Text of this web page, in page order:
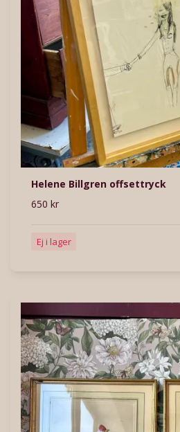
Helene Billgren offsettryck
650 kr
Ej i lager